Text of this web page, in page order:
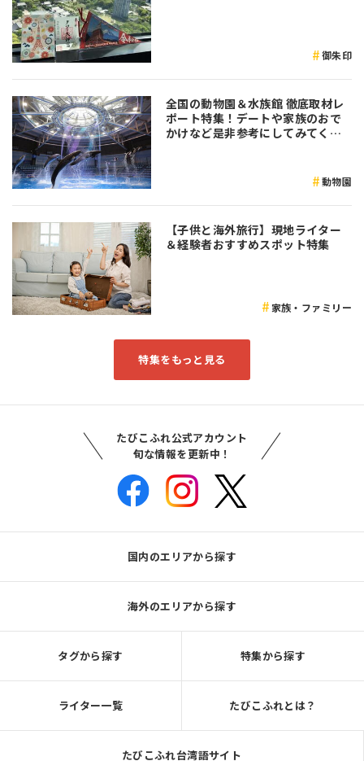
御朱印
全国の動物園＆水族館 徹底取材レ
ポート特集！デートや家族のおで
かけなど是非参考にしてみてくだ
動物園
【子供と海外旅行】現地ライター
＆経験者おすすめスポット特集
家族・ファミリー
特集をもっと見る
たびこふれ公式アカウント
旬な情報を更新中！
国内のエリアから探す
海外のエリアから探す
タグから探す 特集から探す
ライター一覧 たびこふれとは？
たびこふれ台湾語サイト